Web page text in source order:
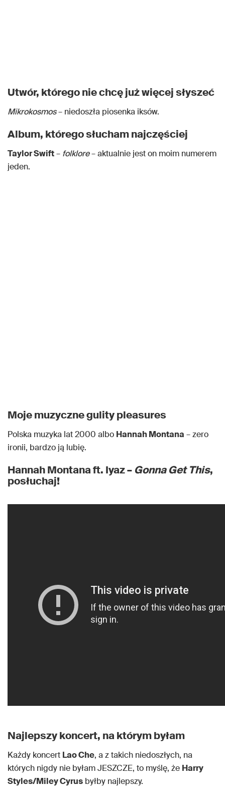
Utwór, którego nie chcę już więcej słyszeć
Mikrokosmos– niedoszła piosenka iksów.
Album, którego słucham najczęściej
Taylor Swift– folklore– aktualnie jest on moim numerem
jeden.
Moje muzyczne gulity pleasures
Polska muzyka lat 2000 albo Hannah Montana – zero
ironii, bardzo ją lubię.
Hannah Montana ft. Iyaz – Gonna Get This,
posłuchaj!
Najlepszy koncert, na którym byłam
Każdy koncert Lao Che, a z takich niedoszłych, na
których nigdy nie byłam JESZCZE, to myślę, że Harry
Styles/Miley Cyrus byłby najlepszy.